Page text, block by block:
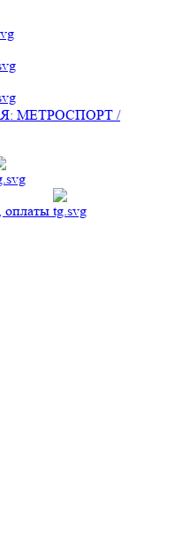
МЕТРОСПОРТ /
оплаты